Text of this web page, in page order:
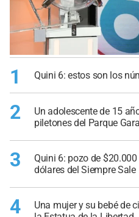
1 Quini 6: estos son los
2
Un adolescente de 15
piletones del Parque
3
Quini 6: pozo de
dólares del Siempre Sale
4
Una mujer y su bebé de